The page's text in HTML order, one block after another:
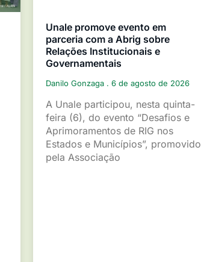
Unale promove evento em
parceria com a Abrig sobre
Relações Institucionais e
Governamentais
Danilo Gonzaga 6 de agosto de 2026
A Unale participou, nesta quinta-
feira (6), do evento “Desafios e
Aprimoramentos de RIG nos
Estados e Municípios”, promovido
pela Associação